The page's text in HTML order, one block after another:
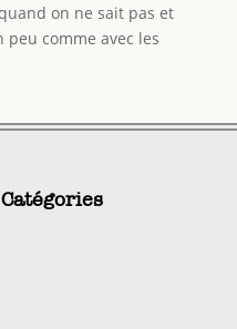
on ne sait pas et
peu comme avec les